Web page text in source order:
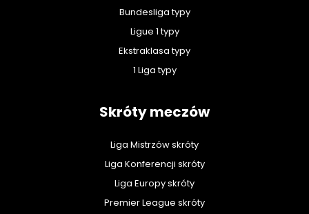
Bundesliga typy
Ligue 1 typy
Ekstraklasa typy
1 Liga typy
Skróty meczów
Liga Mistrzów skróty
Liga Konferencji skróty
Liga Europy skróty
Premier League skróty